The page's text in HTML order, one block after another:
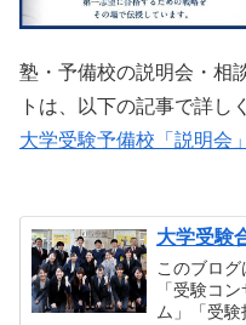
塾・予備校の説明会・相
トは、以下の記事で詳し
大学受験予備校「説明会
大学受験
このブロ
「受験コ
ム」「受験